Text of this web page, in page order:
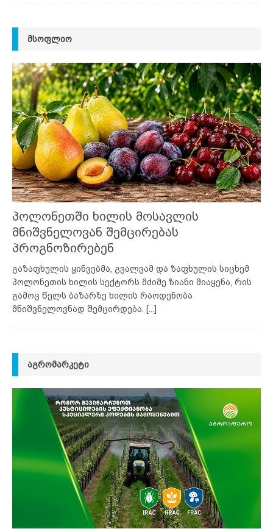
ᲛᲡᲝᲤᲚᲘᲝ
პოლონეთში ხილის მოსავლის
მნიშვნელოვან შემცირებას
პროგნოზირებენ
გაზაფხულის ყინვებმა, გვალვამ და ზაფხულის სიცხემ
პოლონეთის ხილის სექტორს მძიმე ზიანი მიაყენა, რის
გამოც წელს ბაზარზე ხილის რაოდენობა
მნიშვნელოვნად შემცირდება. [...]
ᲐᲒᲠᲝᲛᲐᲠᲙᲔᲢᲘ